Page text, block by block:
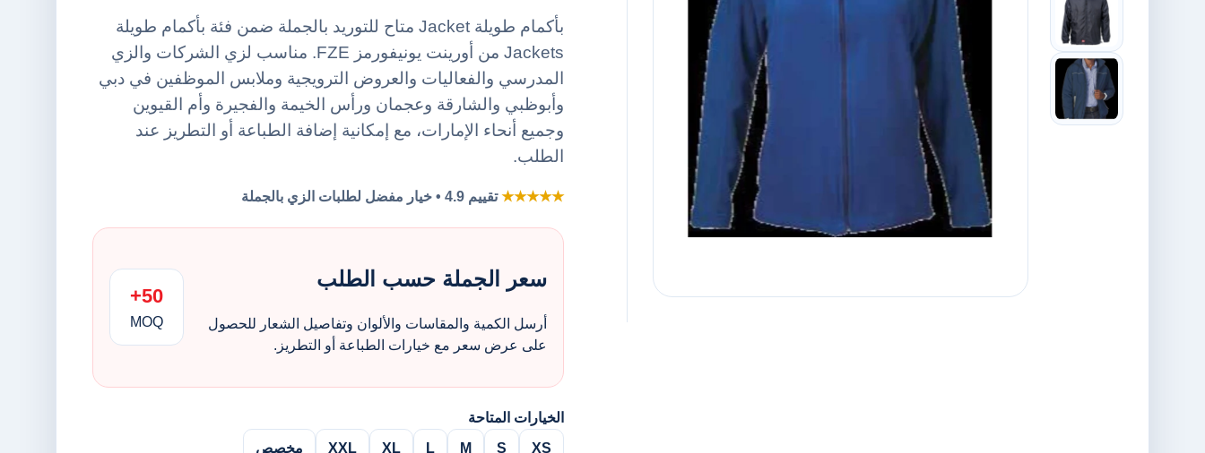
بأكمام طويلة Jacket متاح للتوريد بالجملة ضمن فئة بأكمام طويلة
Jackets من أورينت يونيفورمز FZE. مناسب لزي الشركات والزي
المدرسي والفعاليات والعروض الترويجية وملابس الموظفين في دبي
وأبوظبي والشارقة وعجمان ورأس الخيمة والفجيرة وأم القيوين
وجميع أنحاء الإمارات، مع إمكانية إضافة الطباعة أو التطريز عند
الطلب.
★★★★★تقييم 4.9 • خيار مفضل لطلبات الزي بالجملة
سعر الجملة حسب الطلب
أرسل الكمية والمقاسات والألوان وتفاصيل الشعار للحصول
على عرض سعر مع خيارات الطباعة أو التطريز.
50+
MOQ
الخيارات المتاحة
XS
S
M
L
XL
XXL مخصص